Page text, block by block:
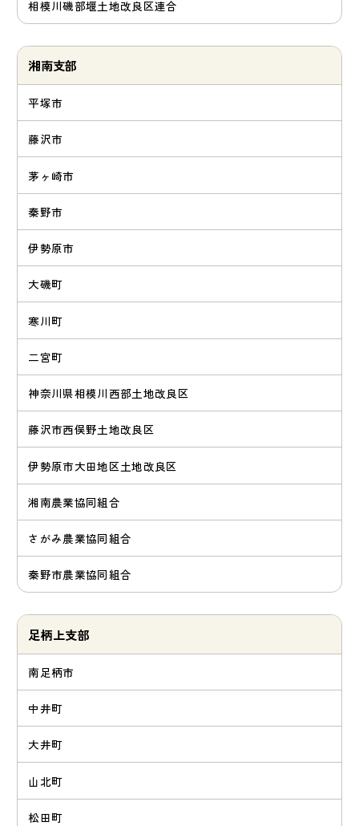
相模川磯部堰土地改良区連合
湘南支部
平塚市
藤沢市
茅ヶ崎市
秦野市
伊勢原市
大磯町
寒川町
二宮町
神奈川県相模川西部土地改良区
藤沢市西俣野土地改良区
伊勢原市大田地区土地改良区
湘南農業協同組合
さがみ農業協同組合
秦野市農業協同組合
足柄上支部
南足柄市
中井町
大井町
山北町
松田町